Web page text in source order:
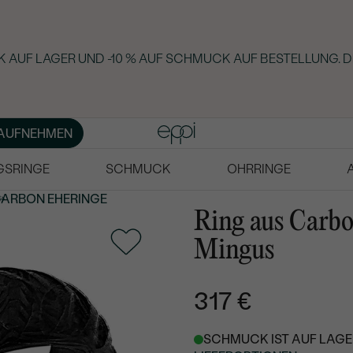
LAGER UND -10 % AUF SCHMUCK AUF BESTELLUNG.
SCHMUCK OHRRINGE
EHERINGE
Ring aus
Mingus
317 €
SCHMUCK IST AUF